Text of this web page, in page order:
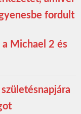
fordult
Michael 2 és